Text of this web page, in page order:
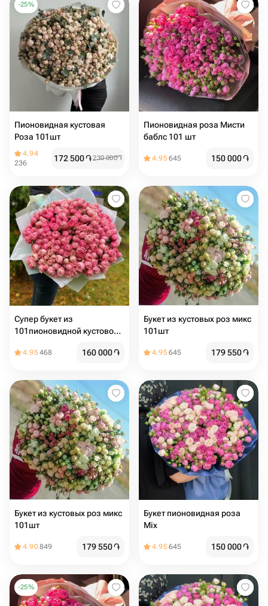
-25%
Пионовидная кустовая
Роза 101шт
4.94
236
172 500֏230 000֏
Пионовидная роза Мисти
баблс 101 шт
4.95645 150 000֏
Супер букет из
101пионовидной кустовой
4.95468 160 000֏
Букет из кустовых роз микс
101шт
4.95645 179 550֏
Букет из кустовых роз микс
101шт
4.90849 179 550֏
Букет пионовидная роза
Mix
4.95645 150 000֏
-25%